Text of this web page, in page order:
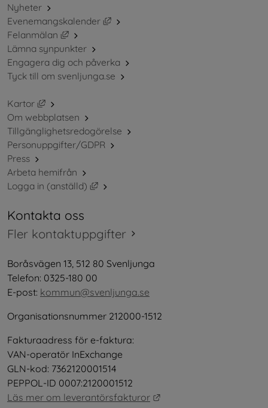
Nyheter
Evenemangskalender
Länk till annan webbplats, öppnas i
Felanmälan
Länk till annan webbplats, öppnas i nytt fönster.
Lämna synpunkter
Engagera dig och påverka
Tyck till om svenljunga.se
Kartor
Länk till annan webbplats, öppnas i nytt fönster.
Om webbplatsen
Tillgänglighetsredogörelse
Personuppgifter/GDPR
Press
Arbeta hemifrån
Logga in (anställd)
Länk till annan webbplats, öppnas i nytt
Kontakta oss
Fler kontaktuppgifter
Boråsvägen 13, 512 80 Svenljunga
Telefon: 0325-180 00
E-post: kommun@svenljunga.se
Organisationsnummer 212000-1512
Fakturaadress för e-faktura:
VAN-operatör InExchange
GLN-kod: 7362120001514
PEPPOL-ID 0007:2120001512
Läs mer om leverantörsfakturor